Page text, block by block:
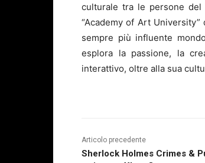
culturale tra le persone del
“Academy of Art
sempre più influente
esplora la passione, la
interattivo, oltre alla sua
Articolo precedente
Sherlock Holmes Crimes &